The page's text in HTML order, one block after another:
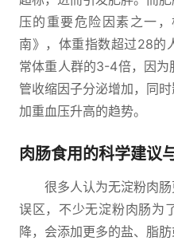
压的重要危险因素之一
南》，体重指数超过28的
常体重人群的3-4倍，因为
管收缩因子分泌增加，同
加重血压升高的趋势。
肉肠食用的科学建议
很多人认为无淀粉肉
误区，不少无淀粉肉肠为
降，会添加更多的盐、脂